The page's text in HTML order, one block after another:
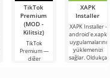
TikTok
Premium
(MOD -
Kilitsiz)
TikTok
Premium —
diğer
XAPK
Installer
XAPK Installer -
android'e.xapk
uygulamalarını
yüklemenizi
sağlar. Oldukça